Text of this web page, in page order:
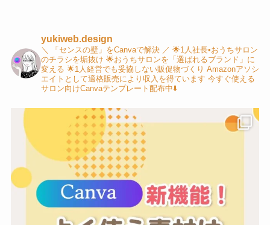
yukiweb.design
＼ 「センスの壁」をCanvaで解決 ／ 🌟1人社長•おうちサロン
のチラシを垢抜け 🌟おうちサロンを「選ばれるブランド」に
変える 🌟1人経営でも妥協しない販促物づくり Amazonアソシ
エイトとして適格販売により収入を得ています 今すぐ使える
サロン向けCanvaテンプレート配布中⬇️